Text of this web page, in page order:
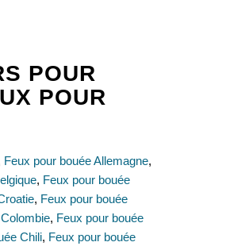
POUR
POUR
Feux pour bouée Allemagne,
, Feux pour bouée
, Feux pour bouée
, Feux pour bouée
Chili, Feux pour bouée